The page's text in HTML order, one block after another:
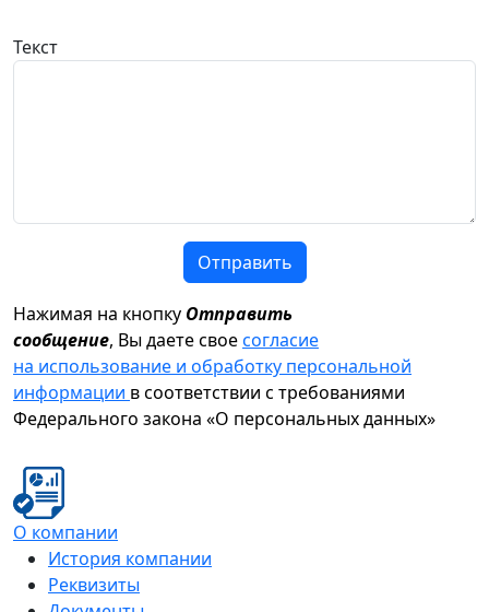
Текст
Отправить
Нажимая на кнопку Отправить
сообщение, Вы даете своесогласие
на использование и обработку персональной
информации в соответствии с требованиями
Федерального закона «О персональных данных»
О компании
История компании
Реквизиты